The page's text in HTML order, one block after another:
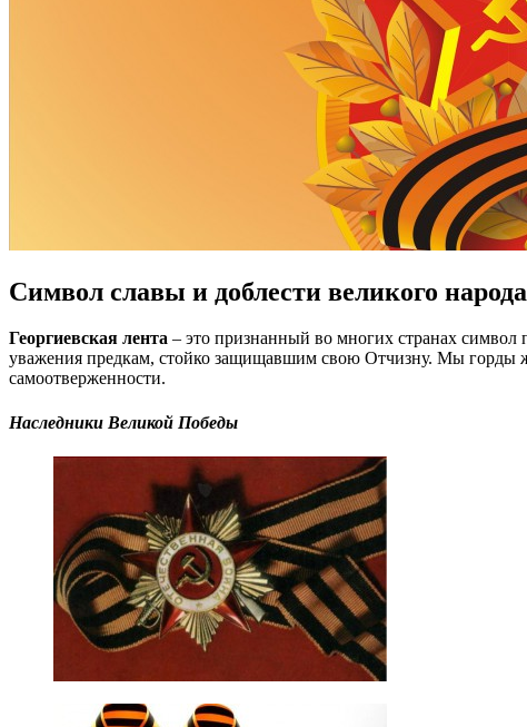
Символ славы и доблести великого народа
Георгиевская лента – это признанный во многих странах
уважения предкам, стойко защищавшим свою Отчизну. Мы горды
самоотверженности.
Наследники Великой Победы